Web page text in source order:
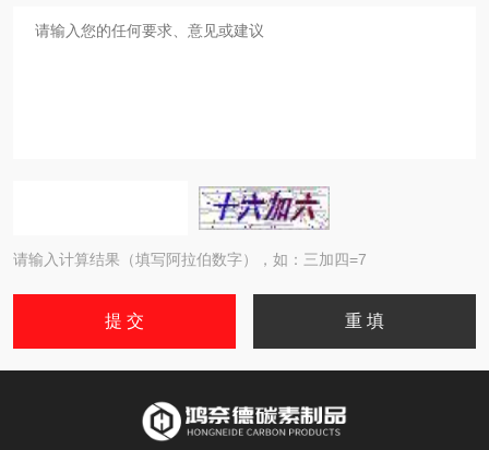
请输入计算结果（填写阿拉伯数字），如：三加四=7